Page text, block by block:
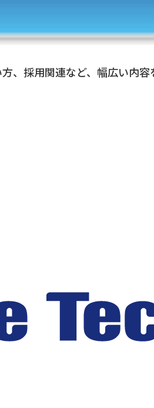
、採用関連など、幅広い内容